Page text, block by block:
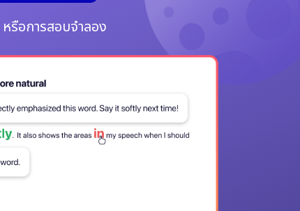
รือการสอบจำลอง